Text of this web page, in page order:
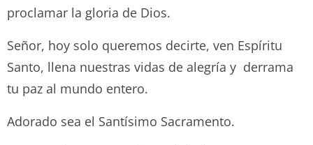
proclamar la gloria de Dios.
Señor, hoy solo queremos decirte, ven Espíritu
Santo, llena nuestras vidas de alegría y derrama
tu paz al mundo entero.
Adorado sea el Santísimo Sacramento.